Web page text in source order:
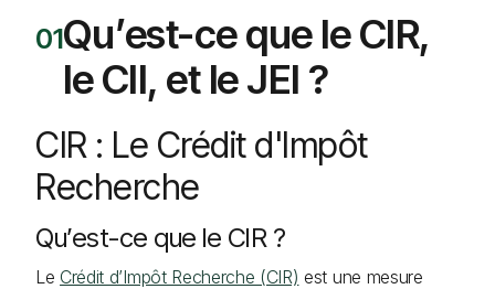
Qu’est-ce que le CIR,
le CII, et le JEI ?
CIR : Le Crédit d'Impôt
Recherche
Qu’est-ce que le CIR ?
Le Crédit d’Impôt Recherche (CIR) est une mesure